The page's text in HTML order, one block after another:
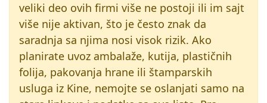
veliki deo ovih firmi više ne postoji ili im sajt
više nije aktivan, što je često znak da
saradnja sa njima nosi visok rizik. Ako
planirate uvoz ambalaže, kutija, plastičnih
folija, pakovanja hrane ili štamparskih
usluga iz Kine, nemojte se oslanjati samo na